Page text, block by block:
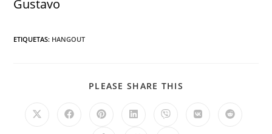
Gustavo
ETIQUETAS: HANGOUT
PLEASE SHARE THIS